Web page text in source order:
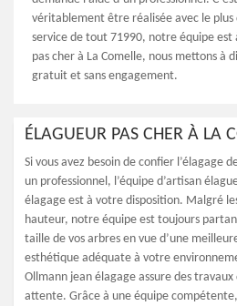
véritablement être réalisée avec le plus
service de tout 71990, notre équipe est
pas cher à La Comelle, nous mettons à
gratuit et sans engagement.
ÉLAGUEUR PAS CHER À LA
Si vous avez besoin de confier l’élagage
un professionnel, l’équipe d’artisan
élagage est à votre disposition. Malgré
hauteur, notre équipe est toujours
taille de vos arbres en vue d’une
esthétique adéquate à votre
Ollmann jean élagage assure des
attente. Grâce à une équipe